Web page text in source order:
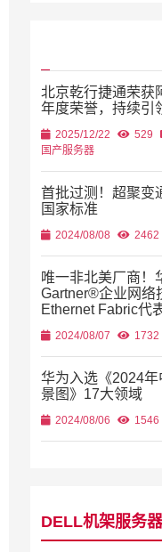
北京乾行捷通荣获
年度荣誉，持续引
2025/12/22 529
国产服务器
首批过测！超聚变
国家标准
2024/08/08 2462
唯一非北美厂商！
Gartner®企业网络
Ethernet Fabric代
2024/08/07 1732
华为入选《2024
景图》17大领域
2024/08/06 1546
DELL机架服务器